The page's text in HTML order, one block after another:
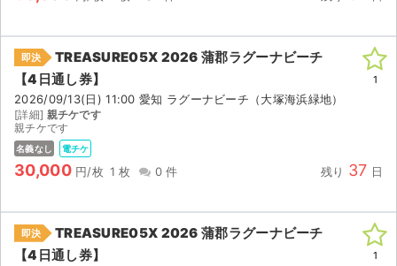
特定商取引法に基づく表記
公演登録依頼
不正転売禁止法について
チケットジャムの取り組み
即決
TREASURE05X 2026 蒲郡ラグーナビーチ
【4日通し券】
2026/09/13(日) 11:00 愛知 ラグーナビーチ（大塚海浜緑地）
[詳細] 親チケです
親チケです
名義なし 電チケ
30,000 円/枚 1 枚 0 件 残り 37 日
1
即決
TREASURE05X 2026 蒲郡ラグーナビーチ
【4日通し券】
1